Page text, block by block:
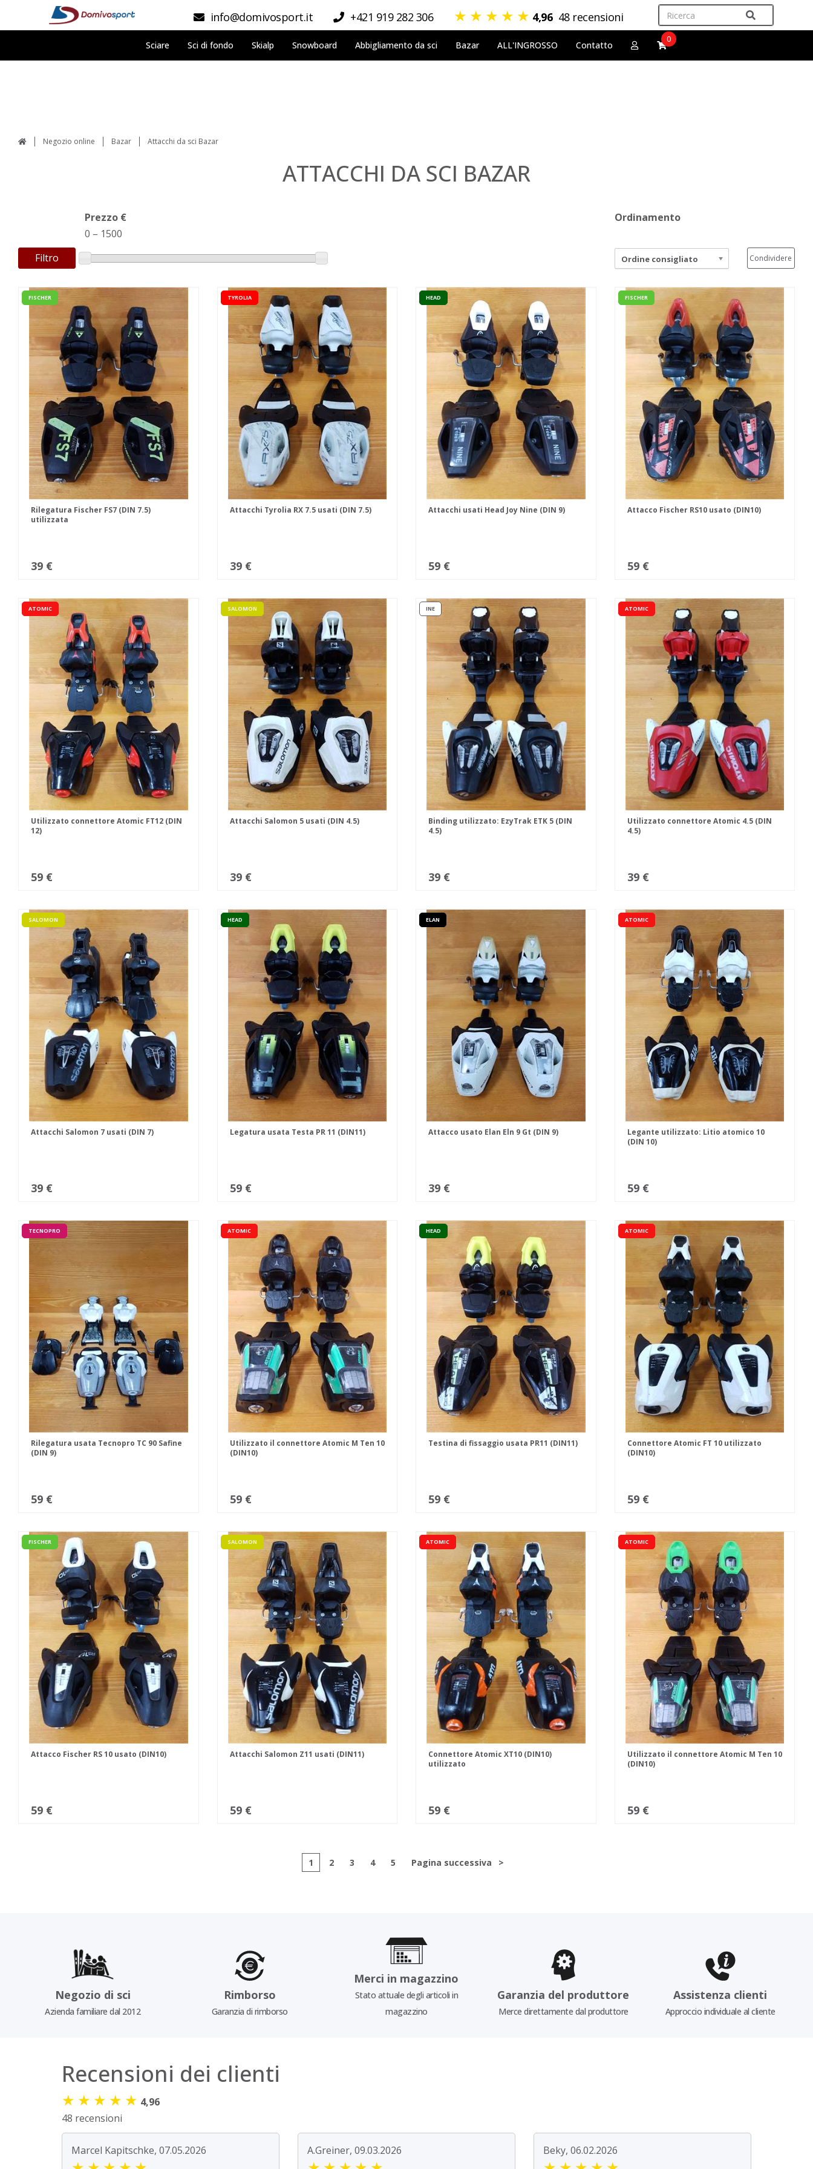
info@domivosport.it +421 919 282 306 ★ ★ ★ ★ ★ 4,96 48 recensioni
Sciare Sci di fondo Skialp Snowboard Abbigliamento da sci Bazar ALL'INGROSSO Contatto
0
Negozio online Bazar Attacchi da sci Bazar
ATTACCHI DA SCI BAZAR
Filtro
Prezzo €
0 – 1500
Ordinamento
Ordine consigliato Condividere
FISCHER
Rilegatura Fischer FS7 (DIN 7.5)
utilizzata
39 €
TYROLIA
Attacchi Tyrolia RX 7.5 usati (DIN 7.5)
39 €
HEAD
Attacchi usati Head Joy Nine (DIN 9)
59 €
FISCHER
Attacco Fischer RS10 usato (DIN10)
59 €
ATOMIC
Utilizzato connettore Atomic FT12 (DIN
12)
59 €
SALOMON
Attacchi Salomon 5 usati (DIN 4.5)
39 €
INE
Binding utilizzato: EzyTrak ETK 5 (DIN
4.5)
39 €
ATOMIC
Utilizzato connettore Atomic 4.5 (DIN
4.5)
39 €
SALOMON
Attacchi Salomon 7 usati (DIN 7)
39 €
HEAD
Legatura usata Testa PR 11 (DIN11)
59 €
ELAN
Attacco usato Elan Eln 9 Gt (DIN 9)
39 €
ATOMIC
Legante utilizzato: Litio atomico 10
(DIN 10)
59 €
TECNOPRO
Rilegatura usata Tecnopro TC 90 Safine
(DIN 9)
59 €
ATOMIC
Utilizzato il connettore Atomic M Ten 10
(DIN10)
59 €
HEAD
Testina di fissaggio usata PR11 (DIN11)
59 €
ATOMIC
Connettore Atomic FT 10 utilizzato
(DIN10)
59 €
FISCHER
Attacco Fischer RS 10 usato (DIN10)
59 €
SALOMON
Attacchi Salomon Z11 usati (DIN11)
59 €
ATOMIC
Connettore Atomic XT10 (DIN10)
utilizzato
59 €
ATOMIC
Utilizzato il connettore Atomic M Ten 10
(DIN10)
59 €
1 2 3 4 5 Pagina successiva >
Negozio di sci
Azienda familiare dal 2012
Rimborso
Garanzia di rimborso
Merci in magazzino
Stato attuale degli articoli in
magazzino
Garanzia del produttore
Merce direttamente dal produttore
Assistenza clienti
Approccio individuale al cliente
Recensioni dei clienti
★ ★ ★ ★ ★ 4,96
48 recensioni
Marcel Kapitschke, 07.05.2026 A.Greiner, 09.03.2026 Beky, 06.02.2026